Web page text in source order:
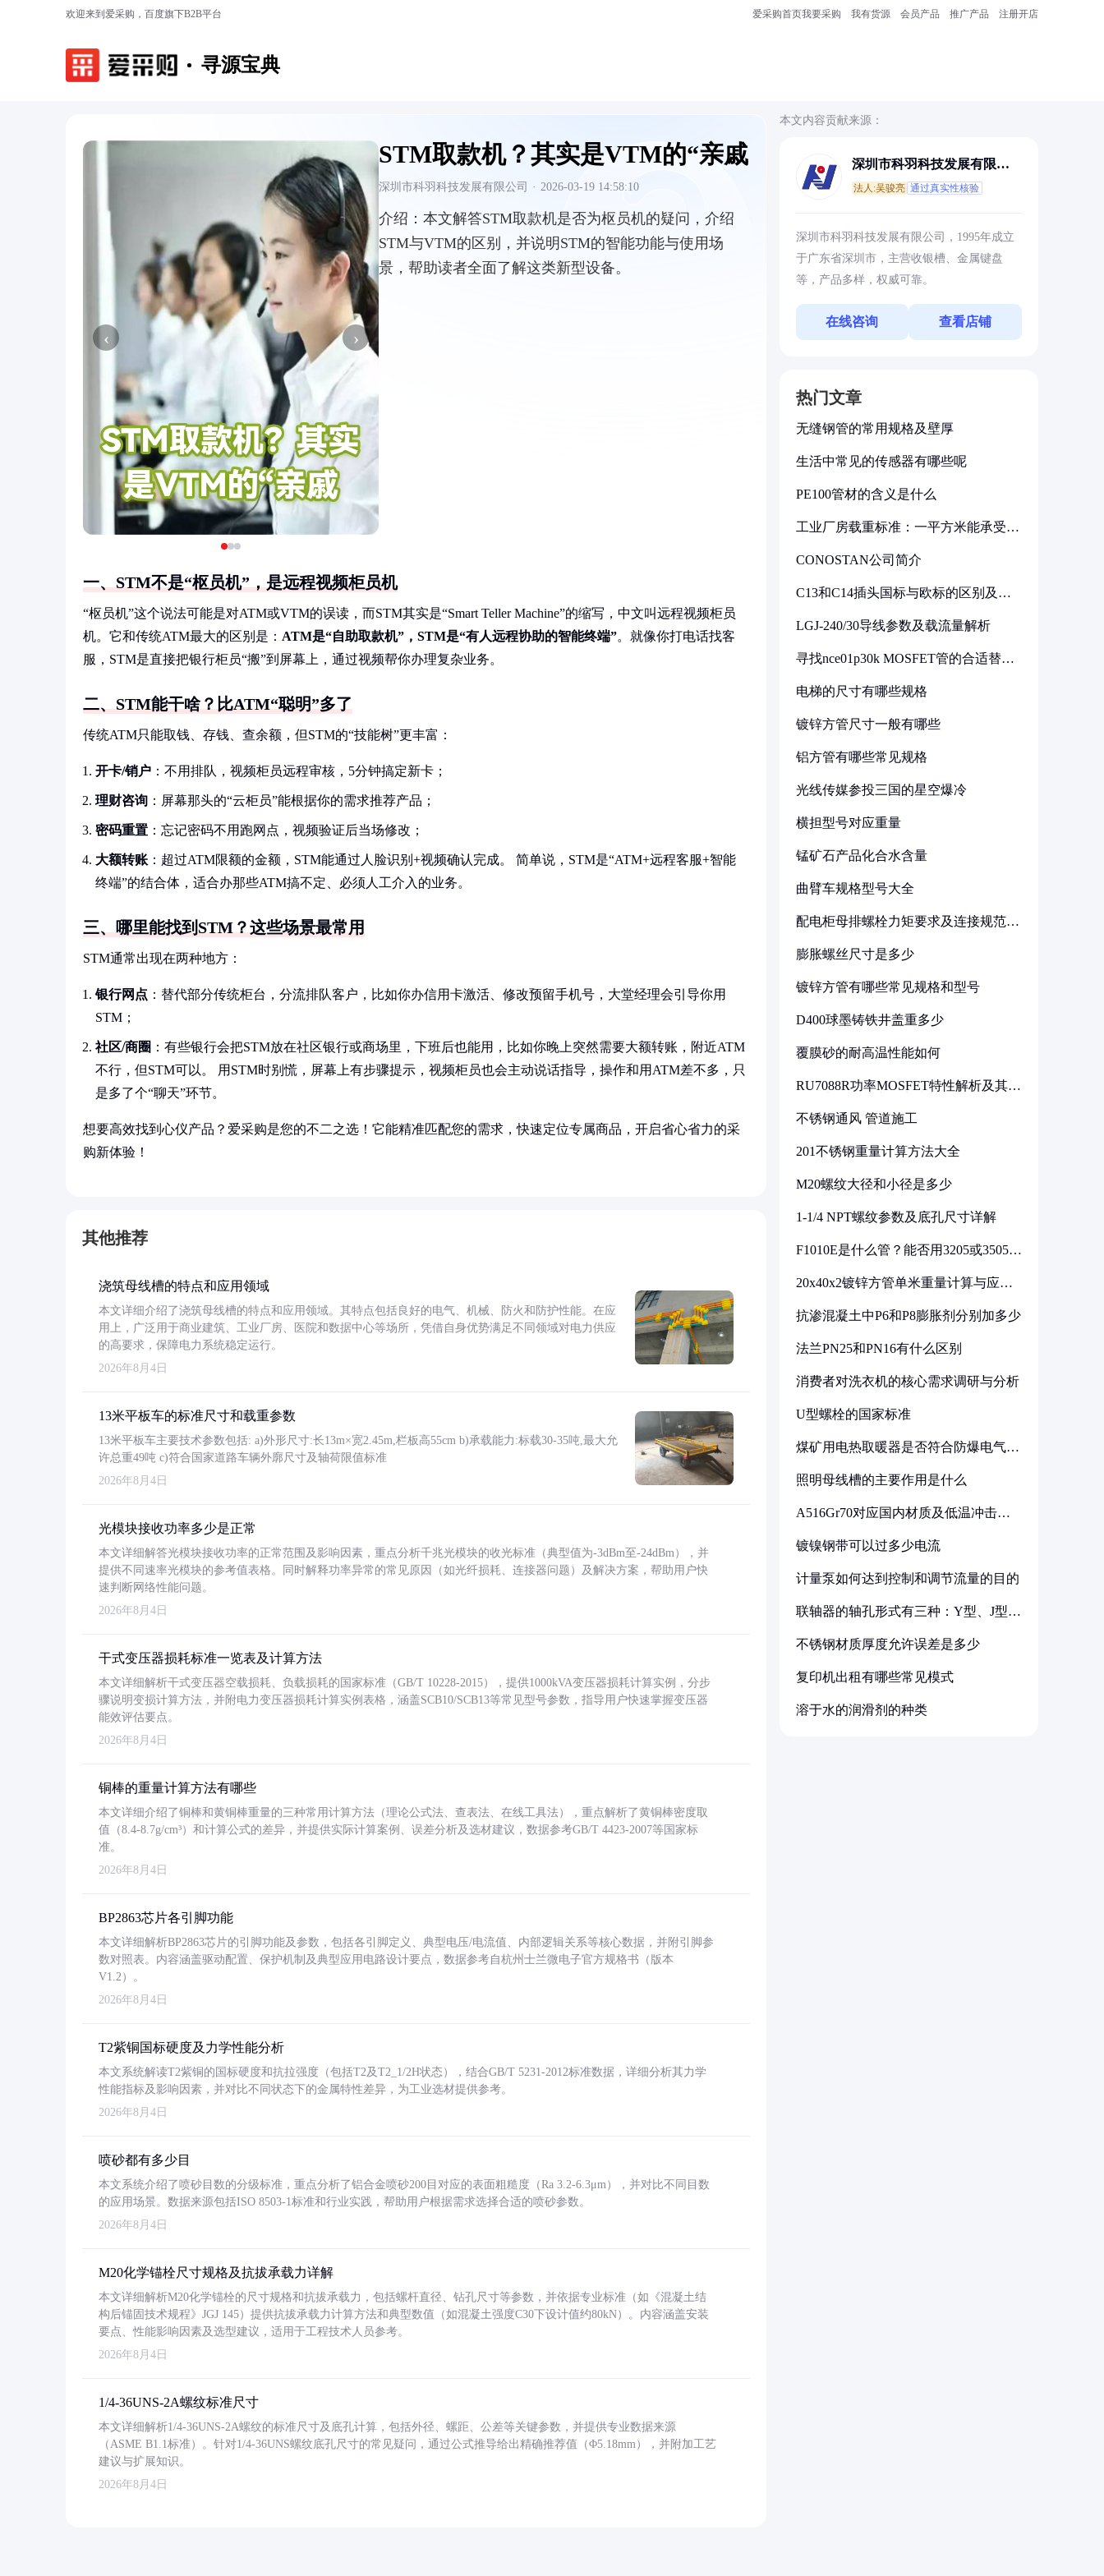
欢迎来到爱采购，百度旗下B2B平台 爱采购首页我要采购 我有货源 会员产品 推广产品 注册开店
寻源宝典
‹ ›
STM取款机？其实是VTM的“亲戚
深圳市科羽科技发展有限公司 · 2026-03-19 14:58:10
介绍： 本文解答STM取款机是否为枢员机的疑问，介绍
STM与VTM的区别，并说明STM的智能功能与使用场
景，帮助读者全面了解这类新型设备。
一、STM不是“枢员机”，是远程视频柜员机
“枢员机”这个说法可能是对ATM或VTM的误读，而STM其实是“Smart Teller Machine”的缩写，中文叫远程视频柜员
机。它和传统ATM最大的区别是： ATM是“自助取款机”，STM是“有人远程协助的智能终端”。就像你打电话找客
服，STM是直接把银行柜员“搬”到屏幕上，通过视频帮你办理复杂业务。
二、STM能干啥？比ATM“聪明”多了
传统ATM只能取钱、存钱、查余额，但STM的“技能树”更丰富：
开卡/销户 ：不用排队，视频柜员远程审核，5分钟搞定新卡；
理财咨询 ：屏幕那头的“云柜员”能根据你的需求推荐产品；
密码重置 ：忘记密码不用跑网点，视频验证后当场修改；
大额转账 ：超过ATM限额的金额，STM能通过人脸识别+视频确认完成。 简单说，STM是“ATM+远程客服+智能
终端”的结合体，适合办那些ATM搞不定、必须人工介入的业务。
三、哪里能找到STM？这些场景最常用
STM通常出现在两种地方：
银行网点 ：替代部分传统柜台，分流排队客户，比如你办信用卡激活、修改预留手机号，大堂经理会引导你用
STM；
社区/商圈 ：有些银行会把STM放在社区银行或商场里，下班后也能用，比如你晚上突然需要大额转账，附近ATM
不行，但STM可以。 用STM时别慌，屏幕上有步骤提示，视频柜员也会主动说话指导，操作和用ATM差不多，只
是多了个“聊天”环节。
想要高效找到心仪产品？爱采购是您的不二之选！它能精准匹配您的需求，快速定位专属商品，开启省心省力的采
购新体验！
其他推荐
浇筑母线槽的特点和应用领域
本文详细介绍了浇筑母线槽的特点和应用领域。其特点包括良好的电气、机械、防火和防护性能。在应
用上，广泛用于商业建筑、工业厂房、医院和数据中心等场所，凭借自身优势满足不同领域对电力供应
的高要求，保障电力系统稳定运行。
2026年8月4日
13米平板车的标准尺寸和载重参数
13米平板车主要技术参数包括: a)外形尺寸:长13m×宽2.45m,栏板高55cm b)承载能力:标载30-35吨,最大允
许总重49吨 c)符合国家道路车辆外廓尺寸及轴荷限值标准
2026年8月4日
光模块接收功率多少是正常
本文详细解答光模块接收功率的正常范围及影响因素，重点分析千兆光模块的收光标准（典型值为-3dBm至-24dBm），并
提供不同速率光模块的参考值表格。同时解释功率异常的常见原因（如光纤损耗、连接器问题）及解决方案，帮助用户快
速判断网络性能问题。
2026年8月4日
干式变压器损耗标准一览表及计算方法
本文详细解析干式变压器空载损耗、负载损耗的国家标准（GB/T 10228-2015），提供1000kVA变压器损耗计算实例，分步
骤说明变损计算方法，并附电力变压器损耗计算实例表格，涵盖SCB10/SCB13等常见型号参数，指导用户快速掌握变压器
能效评估要点。
2026年8月4日
铜棒的重量计算方法有哪些
本文详细介绍了铜棒和黄铜棒重量的三种常用计算方法（理论公式法、查表法、在线工具法），重点解析了黄铜棒密度取
值（8.4-8.7g/cm³）和计算公式的差异，并提供实际计算案例、误差分析及选材建议，数据参考GB/T 4423-2007等国家标
准。
2026年8月4日
BP2863芯片各引脚功能
本文详细解析BP2863芯片的引脚功能及参数，包括各引脚定义、典型电压/电流值、内部逻辑关系等核心数据，并附引脚参
数对照表。内容涵盖驱动配置、保护机制及典型应用电路设计要点，数据参考自杭州士兰微电子官方规格书（版本
V1.2）。
2026年8月4日
T2紫铜国标硬度及力学性能分析
本文系统解读T2紫铜的国标硬度和抗拉强度（包括T2及T2_1/2H状态），结合GB/T 5231-2012标准数据，详细分析其力学
性能指标及影响因素，并对比不同状态下的金属特性差异，为工业选材提供参考。
2026年8月4日
喷砂都有多少目
本文系统介绍了喷砂目数的分级标准，重点分析了铝合金喷砂200目对应的表面粗糙度（Ra 3.2-6.3μm），并对比不同目数
的应用场景。数据来源包括ISO 8503-1标准和行业实践，帮助用户根据需求选择合适的喷砂参数。
2026年8月4日
M20化学锚栓尺寸规格及抗拔承载力详解
本文详细解析M20化学锚栓的尺寸规格和抗拔承载力，包括螺杆直径、钻孔尺寸等参数，并依据专业标准（如《混凝土结
构后锚固技术规程》JGJ 145）提供抗拔承载力计算方法和典型数值（如混凝土强度C30下设计值约80kN）。内容涵盖安装
要点、性能影响因素及选型建议，适用于工程技术人员参考。
2026年8月4日
1/4-36UNS-2A螺纹标准尺寸
本文详细解析1/4-36UNS-2A螺纹的标准尺寸及底孔计算，包括外径、螺距、公差等关键参数，并提供专业数据来源
（ASME B1.1标准）。针对1/4-36UNS螺纹底孔尺寸的常见疑问，通过公式推导给出精确推荐值（Φ5.18mm），并附加工艺
建议与扩展知识。
2026年8月4日
本文内容贡献来源：
深圳市科羽科技发展有限公
法人:吴骏亮 通过真实性核验
深圳市科羽科技发展有限公司，1995年成立
于广东省深圳市，主营收银槽、金属键盘
等，产品多样，权威可靠。
在线咨询 查看店铺
热门文章
无缝钢管的常用规格及壁厚
生活中常见的传感器有哪些呢
PE100管材的含义是什么
工业厂房载重标准：一平方米能承受多
CONOSTAN公司简介
C13和C14插头国标与欧标的区别及其
LGJ-240/30导线参数及载流量解析
寻找nce01p30k MOSFET管的合适替代
电梯的尺寸有哪些规格
镀锌方管尺寸一般有哪些
铝方管有哪些常见规格
光线传媒参投三国的星空爆冷
横担型号对应重量
锰矿石产品化合水含量
曲臂车规格型号大全
配电柜母排螺栓力矩要求及连接规范详
膨胀螺丝尺寸是多少
镀锌方管有哪些常见规格和型号
D400球墨铸铁井盖重多少
覆膜砂的耐高温性能如何
RU7088R功率MOSFET特性解析及其在
不锈钢通风 管道施工
201不锈钢重量计算方法大全
M20螺纹大径和小径是多少
1-1/4 NPT螺纹参数及底孔尺寸详解
F1010E是什么管？能否用3205或3505代
20x40x2镀锌方管单米重量计算与应用
抗渗混凝土中P6和P8膨胀剂分别加多少
法兰PN25和PN16有什么区别
消费者对洗衣机的核心需求调研与分析
U型螺栓的国家标准
煤矿用电热取暖器是否符合防爆电气设
照明母线槽的主要作用是什么
A516Gr70对应国内材质及低温冲击要
镀镍钢带可以过多少电流
计量泵如何达到控制和调节流量的目的
联轴器的轴孔形式有三种：Y型、J型、
不锈钢材质厚度允许误差是多少
复印机出租有哪些常见模式
溶于水的润滑剂的种类